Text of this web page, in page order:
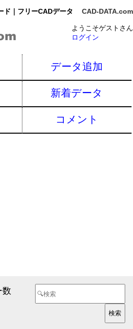
ド｜フリーCADデータ CAD-DATA.com
ようこそゲストさん
ログイン
データ追加
新着データ
コメント
数